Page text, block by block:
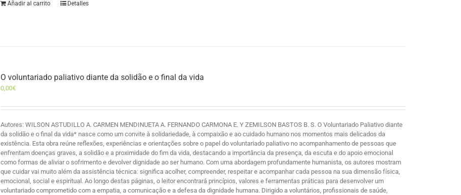
Añadir al carrito Detalles
O voluntariado paliativo diante da solidão e o final da vida
0,00€
Autores: WILSON ASTUDILLO A. CARMEN MENDINUETA A. FERNANDO CARMONA E. Y ZEMILSON BASTOS B. S. O Voluntariado Paliativo diante
da solidão e o final da vida* nasce como um convite à solidariedade, à compaixão e ao cuidado humano nos momentos mais delicados da
existência. Esta obra reúne reflexões, experiências e orientações sobre o papel do voluntariado paliativo no acompanhamento de pessoas que
enfrentam doenças graves, a solidão e a proximidade do fim da vida, destacando a importância da presença, da escuta e do apoio emocional
como formas de aliviar o sofrimento e devolver dignidade ao ser humano. Com uma abordagem profundamente humanista, os autores mostram
que cuidar vai muito além da assistência técnica: significa acolher, compreender, respeitar e acompanhar cada pessoa na sua dimensão física,
emocional, social e espiritual. Ao longo destas páginas, o leitor encontrará princípios, valores e ferramentas práticas para desenvolver um
voluntariado comprometido com a empatia, a comunicação e a defesa da dignidade humana. Dirigido a voluntários, profissionais de saúde,